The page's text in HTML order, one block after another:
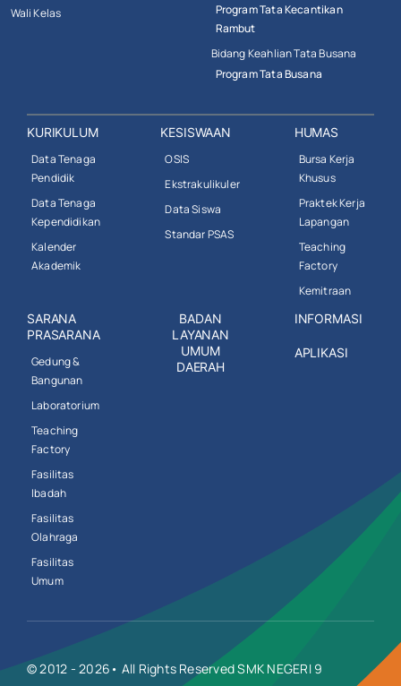
Wali Kelas
Program Tata Kecantikan
Rambut
Bidang Keahlian Tata Busana
Program Tata Busana
KURIKULUM
Data Tenaga
Pendidik
Data Tenaga
Kependidikan
Kalender
Akademik
KESISWAAN
OSIS
Ekstrakulikuler
Data Siswa
Standar PSAS
HUMAS
Bursa Kerja
Khusus
Praktek Kerja
Lapangan
Teaching
Factory
Kemitraan
SARANA
PRASARANA
Gedung &
Bangunan
Laboratorium
Teaching
Factory
Fasilitas
Ibadah
Fasilitas
Olahraga
Fasilitas
Umum
BADAN
LAYANAN
UMUM
DAERAH
INFORMASI
APLIKASI
© 2012 - 2026• All Rights Reserved SMK NEGERI 9